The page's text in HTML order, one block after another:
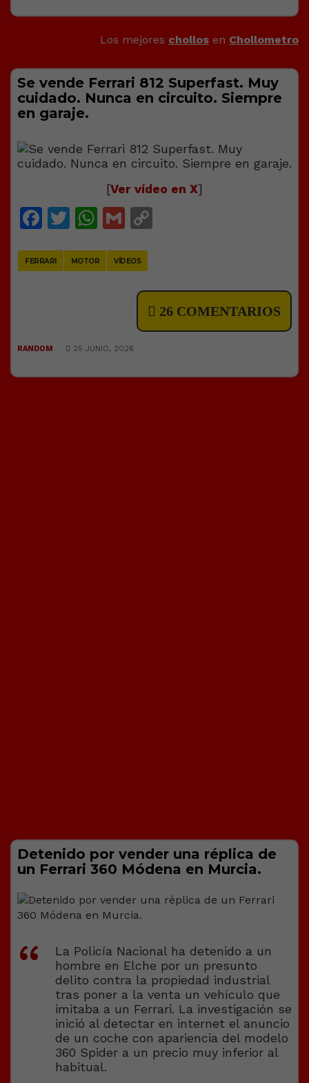
Los mejores chollos en Chollometro
Se vende Ferrari 812 Superfast. Muy
cuidado. Nunca en circuito. Siempre
en garaje.
[Ver vídeo en X]
Facebook
Twitter
WhatsApp
Gmail
FERRARI MOTOR VÍDEOS
26 COMENTARIOS
RANDOM 25 JUNIO, 2026
Detenido por vender una réplica de
un Ferrari 360 Módena en Murcia.
La Policía Nacional ha detenido a un
hombre en Elche por un presunto
delito contra la propiedad industrial
tras poner a la venta un vehículo que
imitaba a un Ferrari. La investigación se
inició al detectar en internet el anuncio
de un coche con apariencia del modelo
360 Spider a un precio muy inferior al
habitual.